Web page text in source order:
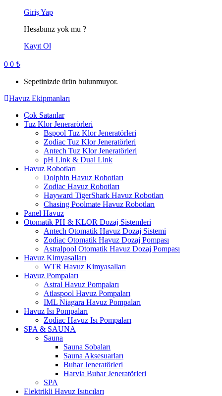
Giriş Yap
Hesabınız yok mu ?
Kayıt Ol
0 0 ₺
Sepetinizde ürün bulunmuyor.
Havuz Ekipmanları
Çok Satanlar
Tuz Klor Jenerarörleri
Bspool Tuz Klor Jeneratörleri
Zodiac Tuz Klor Jeneratörleri
Antech Tuz Klor Jeneratörleri
pH Link & Dual Link
Havuz Robotları
Dolphin Havuz Robotları
Zodiac Havuz Robotları
Hayward TigerShark Havuz Robotları
Chasing Poolmate Havuz Robotları
Panel Havuz
Otomatik PH & KLOR Dozaj Sistemleri
Antech Otomatik Havuz Dozaj Sistemi
Zodiac Otomatik Havuz Dozaj Pompası
Astralpool Otomatik Havuz Dozaj Pompası
Havuz Kimyasalları
WTR Havuz Kimyasalları
Havuz Pompaları
Astral Havuz Pompaları
Atlaspool Havuz Pompaları
IML Niagara Havuz Pompaları
Havuz Isı Pompaları
Zodiac Havuz Isı Pompaları
SPA & SAUNA
Sauna
Sauna Sobaları
Sauna Aksesuarları
Buhar Jeneratörleri
Harvia Buhar Jeneratörleri
SPA
Elektrikli Havuz Isıtıcıları